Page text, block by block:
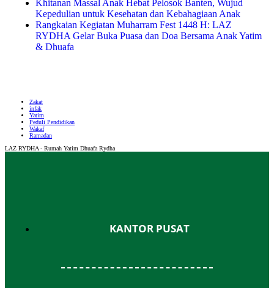
Khitanan Massal Anak Hebat Pelosok Banten, Wujud
Kepedulian untuk Kesehatan dan Kebahagiaan Anak
Rangkaian Kegiatan Muharram Fest 1448 H: LAZ
RYDHA Gelar Buka Puasa dan Doa Bersama Anak Yatim
& Dhuafa
Zakat
infak
Yatim
Peduli Pendidikan
Wakaf
Ramadan
LAZ RYDHA - Rumah Yatim Dhuafa Rydha
KANTOR PUSAT